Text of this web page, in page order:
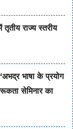
राज्य स्तरीय
भाषा के प्रयोग
सेमिनार का